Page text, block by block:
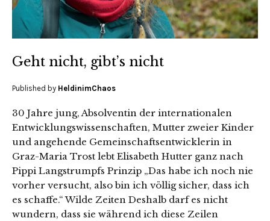
Geht nicht, gibt’s nicht
Published by HeldinimChaos
30 Jahre jung, Absolventin der internationalen
Entwicklungswissenschaften, Mutter zweier Kinder
und angehende Gemeinschaftsentwicklerin in
Graz-Maria Trost lebt Elisabeth Hutter ganz nach
Pippi Langstrumpfs Prinzip „Das habe ich noch nie
vorher versucht, also bin ich völlig sicher, dass ich
es schaffe.“ Wilde Zeiten Deshalb darf es nicht
wundern, dass sie während ich diese Zeilen